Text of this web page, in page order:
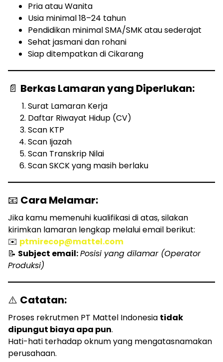
Pria atau Wanita
Usia minimal 18–24 tahun
Pendidikan minimal SMA/SMK atau sederajat
Sehat jasmani dan rohani
Siap ditempatkan di Cikarang
📄 Berkas Lamaran yang Diperlukan:
Surat Lamaran Kerja
Daftar Riwayat Hidup (CV)
Scan KTP
Scan Ijazah
Scan Transkrip Nilai
Scan SKCK yang masih berlaku
📧 Cara Melamar:
Jika kamu memenuhi kualifikasi di atas, silakan
kirimkan lamaran lengkap melalui email berikut:
✉️ ptmirecop@mattel.com
📝 Subject email:Posisi yang dilamar (Operator
Produksi)
⚠️ Catatan:
Proses rekrutmen PT Mattel Indonesia tidak
dipungut biaya apa pun.
Hati-hati terhadap oknum yang mengatasnamakan
perusahaan.